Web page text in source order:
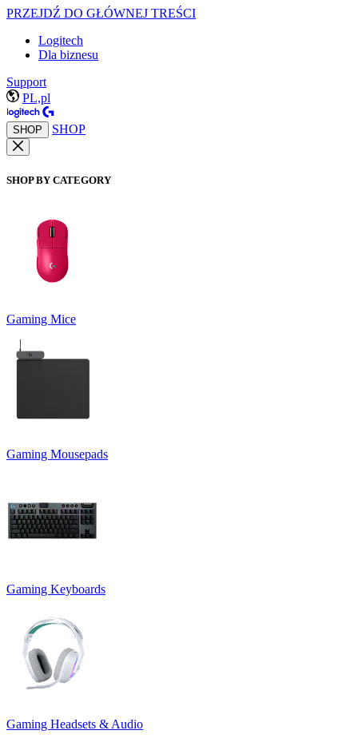
PRZEJDŹ DO GŁÓWNEJ TREŚCI
Logitech
Dla biznesu
Support
PL,pl
SHOP SHOP
SHOP BY CATEGORY
Gaming Mice
Gaming Mousepads
Gaming Keyboards
Gaming Headsets & Audio